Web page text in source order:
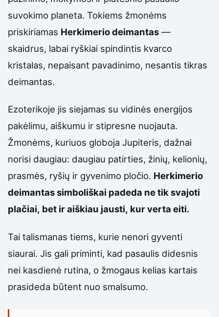
suvokimo planeta. Tokiems žmonėms
priskiriamas Herkimerio deimantas —
skaidrus, labai ryškiai spindintis kvarco
kristalas, nepaisant pavadinimo, nesantis tikras
deimantas.
Ezoterikoje jis siejamas su vidinės energijos
pakėlimu, aiškumu ir stipresne nuojauta.
Žmonėms, kuriuos globoja Jupiteris, dažnai
norisi daugiau: daugiau patirties, žinių, kelionių,
prasmės, ryšių ir gyvenimo pločio. Herkimerio
deimantas simboliškai padeda ne tik svajoti
plačiai, bet ir aiškiau jausti, kur verta eiti.
Tai talismanas tiems, kurie nenori gyventi
siaurai. Jis gali priminti, kad pasaulis didesnis
nei kasdienė rutina, o žmogaus kelias kartais
prasideda būtent nuo smalsumo.